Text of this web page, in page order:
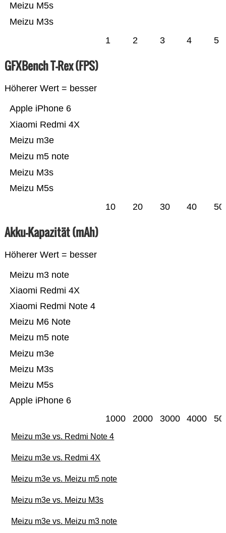
Meizu M3s
Meizu M5s
1 2 3 4 5
GFXBench T-Rex (FPS)
Höherer Wert = besser
Meizu M5s
Meizu M3s
Meizu m5 note
Meizu m3e
Xiaomi Redmi 4X
Apple iPhone 6
10 20 30 40 50
Akku-Kapazität (mAh)
Höherer Wert = besser
Apple iPhone 6
Meizu M5s
Meizu M3s
Meizu m3e
Meizu m5 note
Meizu M6 Note
Xiaomi Redmi Note 4
Xiaomi Redmi 4X
Meizu m3 note
1000 2000 3000 4000
Meizu m3e vs. Redmi Note 4
Meizu m3e vs. Redmi 4X
Meizu m3e vs. Meizu m5 note
Meizu m3e vs. Meizu M3s
Meizu m3e vs. Meizu m3 note